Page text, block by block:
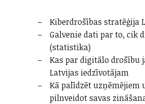
Kiberdrošības stratēģija
Galvenie dati par to, cik
(statistika)
Kas par digitālo drošību
Latvijas iedzīvotājam
Kā palīdzēt uzņēmējiem
pilnveidot savas